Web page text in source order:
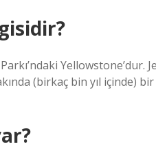
Yellowstone’dur.
(birkaç bin yıl içinde)